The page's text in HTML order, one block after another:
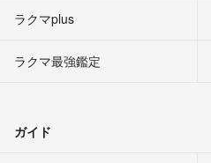
ラクマplus
ラクマ最強鑑定
ガイド